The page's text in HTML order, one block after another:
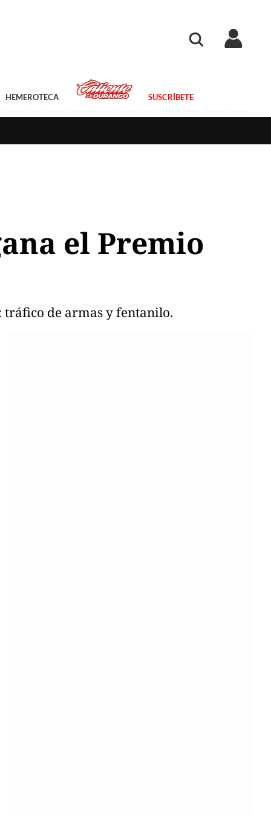
HEMEROTECA SUSCRÍBETE
el Premio
tráfico de armas y fentanilo.